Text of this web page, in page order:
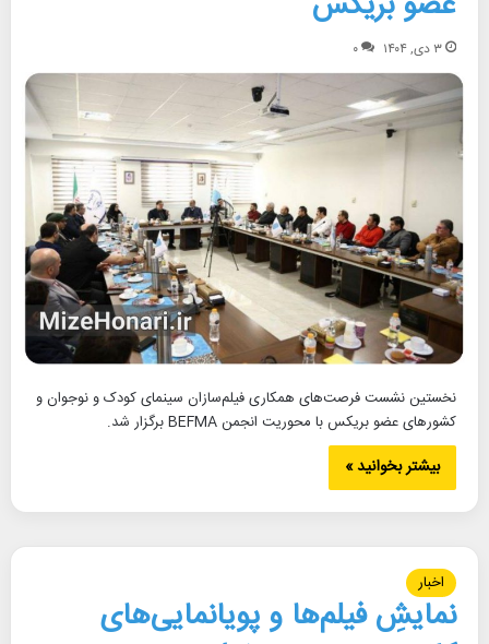
۳ دی, ۱۴۰۴ ۰
نخستین نشست فرصت‌های همکاری فیلم‌سازان سینمای کودک و نوجوان و
کشورهای عضو بریکس با محوریت انجمن BEFMA برگزار شد.
بیشتر بخوانید »
اخبار
نمایشِ فیلم‌ها و پویانمایی‌های